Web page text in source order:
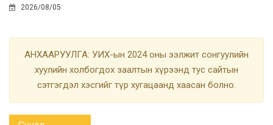
2026/08/05
АНХААРУУЛГА: УИХ-ын 2024 оны ээлжит сонгуулийн
хуулийн холбогдох заалтын хүрээнд тус сайтын
сэтгэгдэл хэсгийг түр хугацаанд хаасан болно.